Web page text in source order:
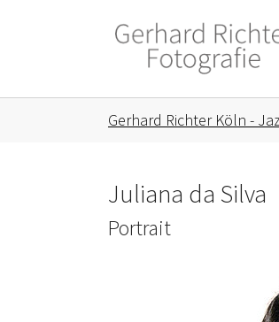
Gerhard Richter Köln -
Juliana da Silva
Portrait